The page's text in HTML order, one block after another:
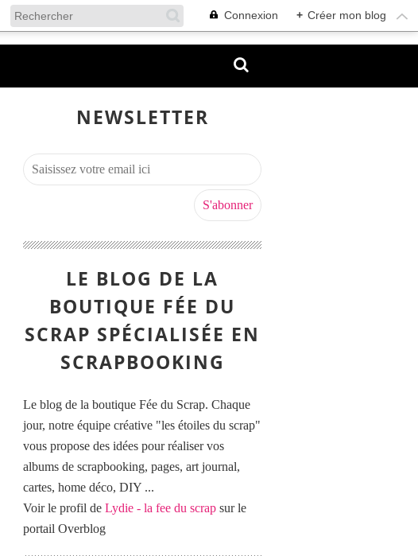
Connexion + Créer mon blog
NEWSLETTER
LE BLOG DE LA
BOUTIQUE FÉE DU
SCRAP SPÉCIALISÉE EN
SCRAPBOOKING
Le blog de la boutique Fée du Scrap. Chaque
jour, notre équipe créative "les étoiles du scrap"
vous propose des idées pour réaliser vos
albums de scrapbooking, pages, art journal,
cartes, home déco, DIY ...
Voir le profil de Lydie - la fee du scrap sur le
portail Overblog